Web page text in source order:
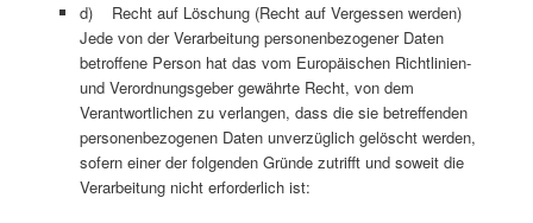
d) Recht auf Löschung (Recht auf Vergessen werden)
Jede von der Verarbeitung personenbezogener Daten
betroffene Person hat das vom Europäischen Richtlinien-
und Verordnungsgeber gewährte Recht, von dem
Verantwortlichen zu verlangen, dass die sie betreffenden
personenbezogenen Daten unverzüglich gelöscht werden,
sofern einer der folgenden Gründe zutrifft und soweit die
Verarbeitung nicht erforderlich ist: